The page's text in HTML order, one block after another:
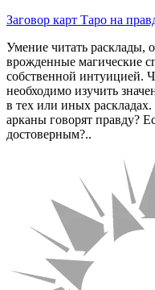
Заговор карт Таро на
Умение читать расклады,
врожденные магические
собственной интуицией.
необходимо изучить
в тех или иных
арканы говорят правду?
достоверным?..